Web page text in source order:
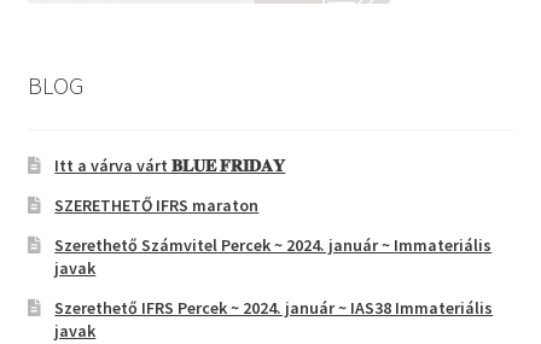
BLOG
Itt a várva várt 𝐁𝐋𝐔𝐄 𝐅𝐑𝐈𝐃𝐀𝐘
SZERETHETŐ IFRS maraton
Szerethető Számvitel Percek ~ 2024. január ~ Immateriális
javak
Szerethető IFRS Percek ~ 2024. január ~ IAS38 Immateriális
javak